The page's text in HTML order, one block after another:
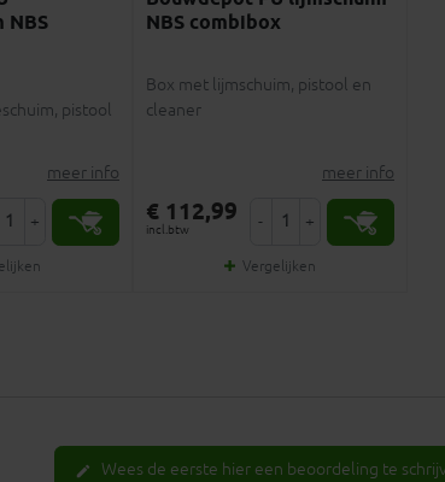
NBS
pistool
meer info
+
NBS combibox
Box met lijmschuim, pistool en
cleaner
meer info
€ 112,99
incl.btw - +
Vergelijken
edit Wees de eerste hier een beoordeling te